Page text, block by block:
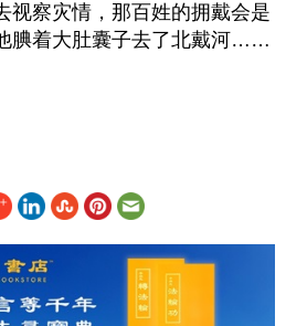
视察灾情，那百姓的拥戴会是
腆着大肚囊子去了北戴河……